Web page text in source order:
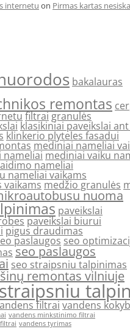
internetu on Pirmas kartas
bakalauras
remontas
filtraigranulės
klasikiniai paveikslai
klinkerio plyteles fasadui
mediniai nameliai
nameliai mediniai vaiku
nameliai
nameliai vaikams
vaikams medžio granulės
nuoma
paveikslai
paveikslai biurui
pigus draudimas
paslaugos seo
seo paslaugos
seo straipsniu talpinimas
remontas vilniuje
straipsniu
filtrai vandens
vandens minkstinimo filtrai
vandens tyrimas